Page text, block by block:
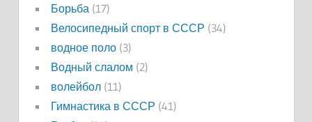
Борьба (17)
Велосипедный спорт в СССР (34)
водное поло(3)
Водный слалом (2)
волейбол(11)
Гимнастика в СССР (41)